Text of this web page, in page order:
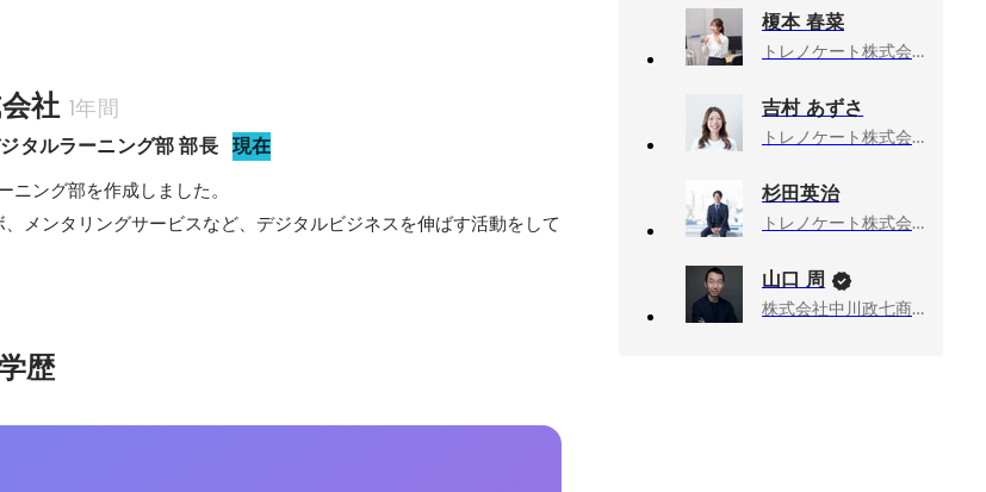
社 1年間
タルラーニング部 部長 現在
ニング部を作成しました。
メンタリングサービスなど、デジタルビジネスを伸ばす活動をして
歴
榎本 春菜
トレノケート株式会社, ラーニングサービス本部 ビジネストレーニング部
吉村 あずさ
トレノケート株式会社, 人事部 採用チーム
杉田英治
トレノケート株式会社, アカウントマネージャー
山口 周
株式会社中川政七商店, 社外取締役